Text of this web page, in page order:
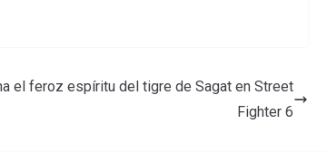
el feroz espíritu del tigre de Sagat en Street
Fighter 6